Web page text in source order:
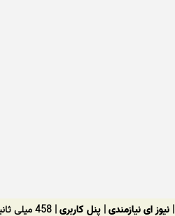
|نیوز ای نیازمندی|پنل کاربری| 458 میلی ثانیه